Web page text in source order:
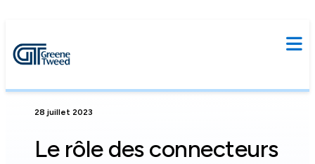
28 juillet 2023
Le rôle des connecteurs